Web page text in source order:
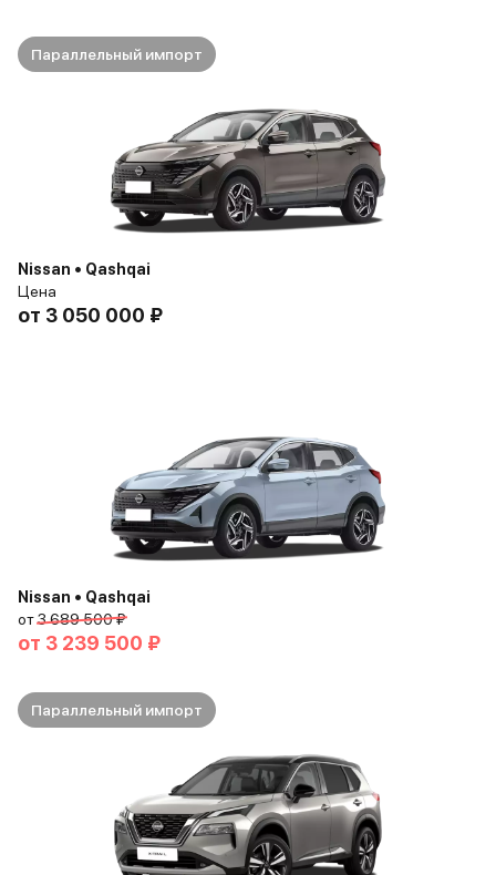
Параллельный импорт
Nissan • Qashqai
Цена
от 3 050 000 ₽
Nissan • Qashqai
от3 689 500 ₽
от 3 239 500 ₽
Параллельный импорт